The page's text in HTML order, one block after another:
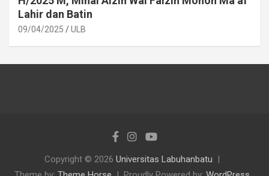
Lahir dan Batin
09/04/2025 ULB
Copyright © 2026 Universitas Labuhanbatu